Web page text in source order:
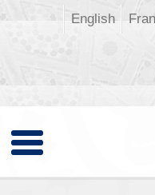
English